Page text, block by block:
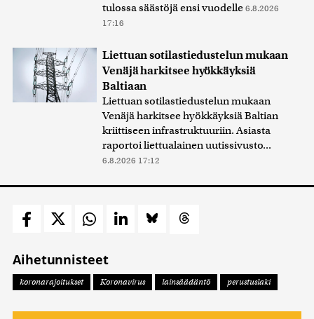
tulossa säästöjä ensi vuodelle 6.8.2026
17:16
Liettuan sotilastiedustelun mukaan
Venäjä harkitsee hyökkäyksiä
Baltiaan
Liettuan sotilastiedustelun mukaan
Venäjä harkitsee hyökkäyksiä Baltian
kriittiseen infrastruktuuriin. Asiasta
raportoi liettualainen uutissivusto...
6.8.2026 17:12
Aihetunnisteet
koronarajoitukset Koronavirus lainsäädäntö perustuslaki